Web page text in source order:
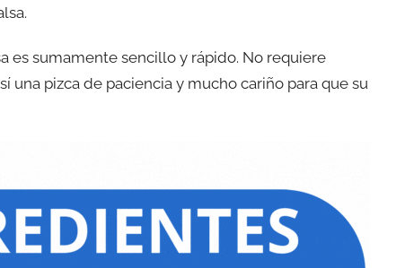
es sumamente sencillo y rápido. No requiere
una pizca de paciencia y mucho cariño para que su